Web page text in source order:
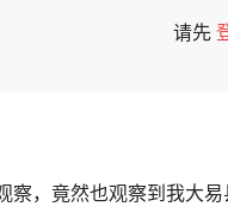
请先
察，竟然也观察到我